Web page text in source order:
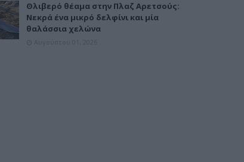
Θλιβερό θέαμα στην Πλαζ Αρετσούς:
Νεκρά ένα μικρό δελφίνι και μία
θαλάσσια χελώνα